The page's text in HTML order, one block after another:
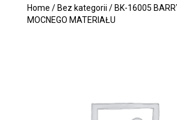
Home / Bez kategorii / BK-16005
MOCNEGO MATERIAŁU